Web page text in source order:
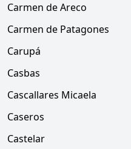
Carmen de Areco
Carmen de Patagones
Carupá
Casbas
Cascallares Micaela
Caseros
Castelar